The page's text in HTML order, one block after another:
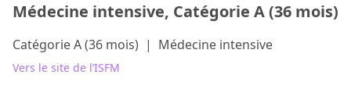
Médecine intensive, Catégorie A (36 mois)
Catégorie A (36 mois) | Médecine intensive
Vers le site de l’ISFM